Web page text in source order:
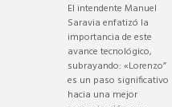
El intendente Manuel
Saravia enfatizó la
importancia de este
avance tecnológico,
subrayando: «Lorenzo”
es un paso significativo
hacia una mejor